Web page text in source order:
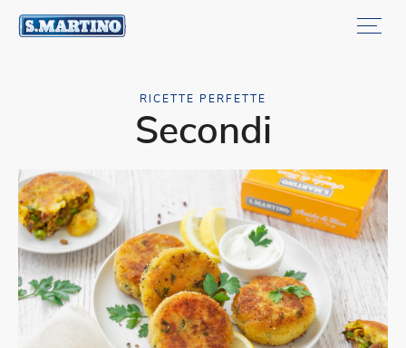
RICETTE PERFETTE
Secondi